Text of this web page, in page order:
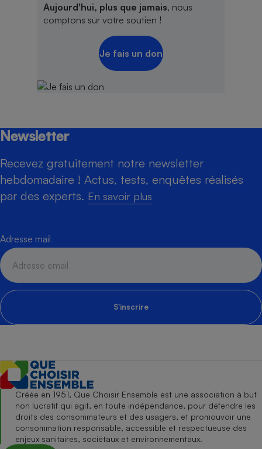
Aujourd'hui, plus que jamais, nous
comptons sur votre soutien !
Je fais un don
Newsletter
Recevez gratuitement notre newsletter
hebdomadaire ! Actus, tests, enquêtes réalisés
par des experts. En savoir plus
Adresse mail
S'inscrire
Créée en 1951, Que Choisir Ensemble est une association à but
non lucratif qui agit, en toute indépendance, pour défendre les
droits des consommateurs et des usagers, et promouvoir une
consommation responsable, accessible et respectueuse des
enjeux sanitaires, sociétaux et environnementaux.